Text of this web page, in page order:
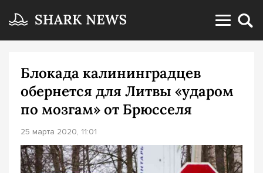
Блокада калининградцев
обернется для Литвы «ударом
по мозгам» от Брюсселя
25 марта 2020, 11:01